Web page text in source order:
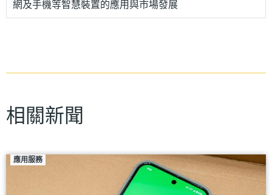
網及手機等智慧裝置的應用與市場發展
相關新聞
應用服務